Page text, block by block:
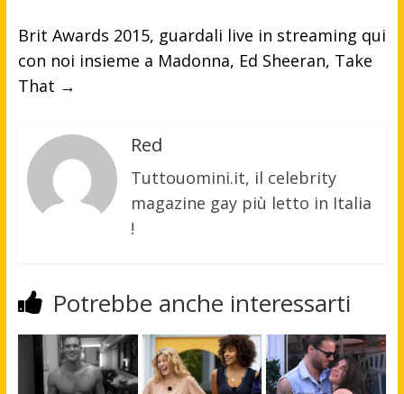
Brit Awards 2015, guardali live in streaming qui
con noi insieme a Madonna, Ed Sheeran, Take
That →
Red
Tuttouomini.it, il celebrity
magazine gay più letto in Italia
!
Potrebbe anche interessarti